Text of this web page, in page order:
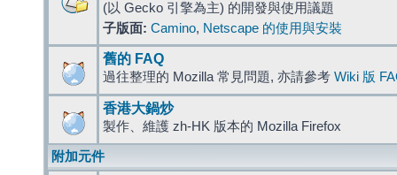
(以 Gecko 引擎為主) 的開發與使用議題
子版面: Camino, Netscape 的使用與安裝
舊的 FAQ
過往整理的 Mozilla 常見問題, 亦請參考 Wiki 版
香港大鍋炒
製作、維護 zh-HK 版本的 Mozilla Firefox
附加元件